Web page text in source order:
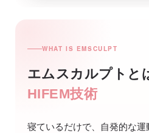
WHAT IS EMSCULPT
エムスカルプトと
HIFEM技術
寝ているだけで、自発的な運